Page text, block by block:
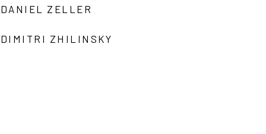
DANIEL ZELLER
DIMITRI ZHILINSKY